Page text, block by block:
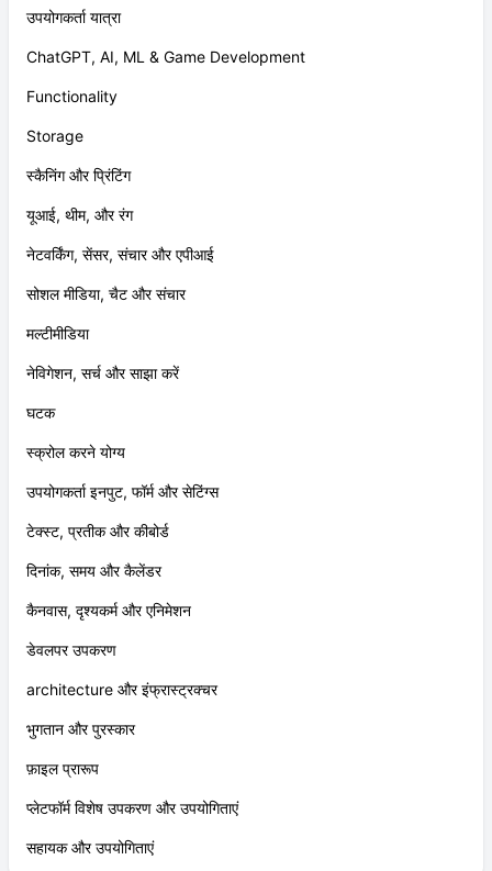
उपयोगकर्ता यात्रा
ChatGPT, AI, ML & Game Development
Functionality
Storage
स्कैनिंग और प्रिंटिंग
यूआई, थीम, और रंग
नेटवर्किंग, सेंसर, संचार और एपीआई
सोशल मीडिया, चैट और संचार
मल्टीमीडिया
नेविगेशन, सर्च और साझा करें
घटक
स्क्रोल करने योग्य
उपयोगकर्ता इनपुट, फॉर्म और सेटिंग्स
टेक्स्ट, प्रतीक और कीबोर्ड
दिनांक, समय और कैलेंडर
कैनवास, दृश्यकर्म और एनिमेशन
डेवलपर उपकरण
architecture और इंफ्रास्ट्रक्चर
भुगतान और पुरस्कार
फ़ाइल प्रारूप
प्लेटफॉर्म विशेष उपकरण और उपयोगिताएं
सहायक और उपयोगिताएं